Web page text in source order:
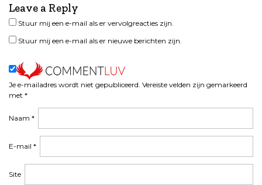
Leave a Reply
Je e-mailadres wordt niet gepubliceerd. Vereiste velden zijn gemarkeerd
met *
Naam *
E-mail *
Site
Stuur mij een e-mail als er vervolgreacties zijn.
Stuur mij een e-mail als er nieuwe berichten zijn.